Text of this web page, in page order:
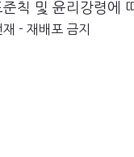
칙 및 윤리강령에
- 재배포 금지